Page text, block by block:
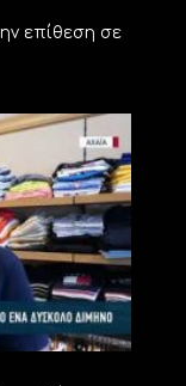
επίθεση σε